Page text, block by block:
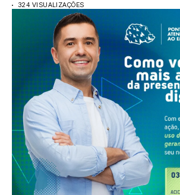
324 VISUALIZAÇÕES